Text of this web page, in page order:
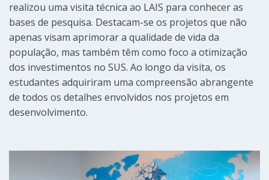
realizou uma visita técnica ao LAIS para conhecer as
bases de pesquisa. Destacam-se os projetos que não
apenas visam aprimorar a qualidade de vida da
população, mas também têm como foco a otimização
dos investimentos no SUS. Ao longo da visita, os
estudantes adquiriram uma compreensão abrangente
de todos os detalhes envolvidos nos projetos em
desenvolvimento.